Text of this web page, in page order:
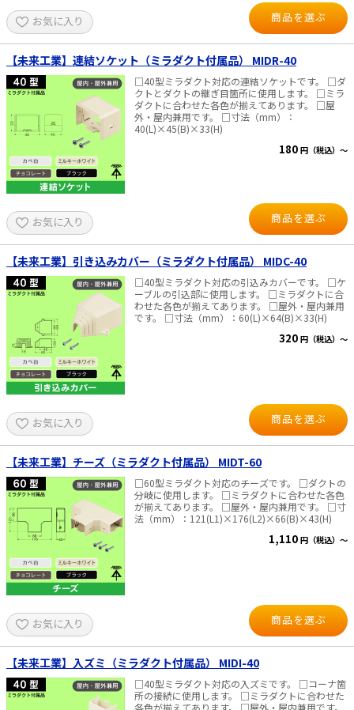
お気に入り 商品を選ぶ
【未来工業】連結ソケット（ミラダクト付属品） MIDR-40
□40型ミラダクト対応の連結ソケットです。 □ダ
クトとダクトの継ぎ目箇所に使用します。 □ミラ
ダクトに合わせた各色が揃えてあります。 □屋
外・屋内兼用です。 □寸法（mm）：
40(L)×45(B)×33(H)
180 円（税込）～
お気に入り 商品を選ぶ
【未来工業】引き込みカバー（ミラダクト付属品） MIDC-40
□40型ミラダクト対応の引込みカバーです。 □ケ
ーブルの引込部に使用します。 □ミラダクトに合
わせた各色が揃えてあります。 □屋外・屋内兼用
です。 □寸法（mm）：60(L)×64(B)×33(H)
320 円（税込）～
お気に入り 商品を選ぶ
【未来工業】チーズ（ミラダクト付属品） MIDT-60
□60型ミラダクト対応のチーズです。 □ダクトの
分岐に使用します。 □ミラダクトに合わせた各色
が揃えてあります。 □屋外・屋内兼用です。 □寸
法（mm）：121(L1)×176(L2)×66(B)×43(H)
1,110 円（税込）～
お気に入り 商品を選ぶ
【未来工業】入ズミ（ミラダクト付属品） MIDI-40
□40型ミラダクト対応の入ズミです。 □コーナ箇
所の接続に使用します。 □ミラダクトに合わせた